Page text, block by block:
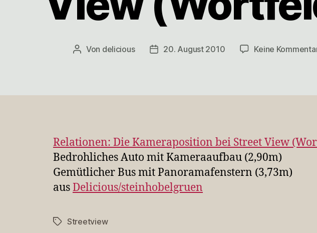
Beitragsautor
Von delicious Veröffentlichungsdatum
20. August 2010 Keine
Relationen: Die Kameraposition bei Street View
Bedrohliches Auto mit Kameraaufbau (2,90m)
Gemütlicher Bus mit Panoramafenstern (3,73m)
ausDelicious/steinhobelgruen
Schlagwörter
Streetview